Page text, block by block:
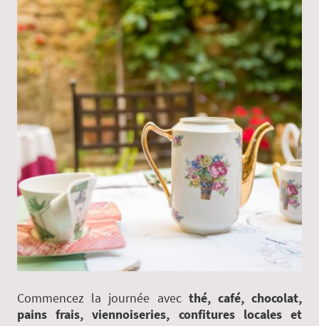
Commencez la journée avec thé, café, chocolat,
pains frais, viennoiseries, confitures locales et